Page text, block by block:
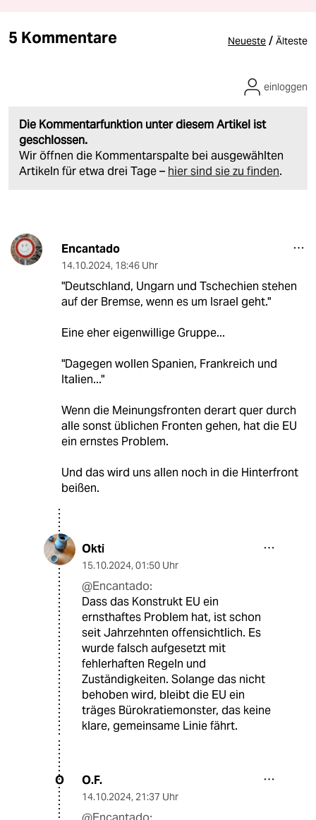
5 Kommentare Neueste / Älteste
Die Kommentarfunktion unter diesem Artikel ist
geschlossen.
Wir öffnen die Kommentarspalte bei ausgewählten
Artikeln für etwa drei Tage – hier sind sie zu finden.
einloggen
Encantado
14.10.2024, 18:46 Uhr
"Deutschland, Ungarn und Tschechien stehen
auf der Bremse, wenn es um Israel geht."
Eine eher eigenwillige Gruppe...
"Dagegen wollen Spanien, Frankreich und
Italien..."
Wenn die Meinungsfronten derart quer durch
alle sonst üblichen Fronten gehen, hat die EU
ein ernstes Problem.
Und das wird uns allen noch in die Hinterfront
beißen.
Okti
15.10.2024, 01:50 Uhr
@Encantado:
Dass das Konstrukt EU ein
ernsthaftes Problem hat, ist schon
seit Jahrzehnten offensichtlich. Es
wurde falsch aufgesetzt mit
fehlerhaften Regeln und
Zuständigkeiten. Solange das nicht
behoben wird, bleibt die EU ein
träges Bürokratiemonster, das keine
klare, gemeinsame Linie fährt.
O O.F.
14.10.2024, 21:37 Uhr